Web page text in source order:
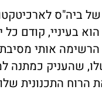
ביה"ס
שהעניק
התכנונית